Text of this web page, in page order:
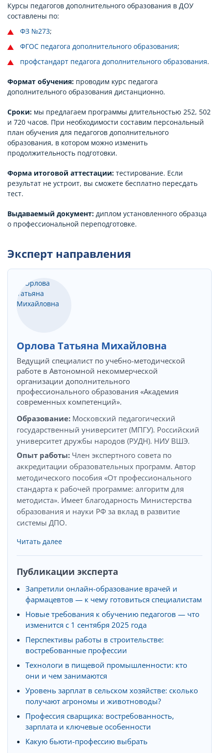
Курсы педагогов дополнительного образования в ДОУ
составлены по:
ФЗ №273;
ФГОС педагога дополнительного образования;
профстандарт педагога дополнительного образования.
Формат обучения: проводим курс педагога
дополнительного образования дистанционно.
Сроки: мы предлагаем программы длительностью 252, 502
и 720 часов. При необходимости составим персональный
план обучения для педагогов дополнительного
образования, в котором можно изменить
продолжительность подготовки.
Форма итоговой аттестации: тестирование. Если
результат не устроит, вы сможете бесплатно пересдать
тест.
Выдаваемый документ: диплом установленного образца
о профессиональной переподготовке.
Эксперт направления
Орлова Татьяна Михайловна
Ведущий специалист по учебно-методической
работе в Автономной некоммерческой
организации дополнительного
профессионального образования «Академия
современных компетенций».
Образование: Московский педагогический
государственный университет (МПГУ). Российский
университет дружбы народов (РУДН). НИУ ВШЭ.
Опыт работы: Член экспертного совета по
аккредитации образовательных программ. Автор
методического пособия «От профессионального
стандарта к рабочей программе: алгоритм для
методиста». Имеет благодарность Министерства
образования и науки РФ за вклад в развитие
системы ДПО.
Читать далее
Публикации эксперта
Запретили онлайн-образование врачей и
фармацевтов — к чему готовиться специалистам
Новые требования к обучению педагогов — что
изменится с 1 сентября 2025 года
Перспективы работы в строительстве:
востребованные профессии
Технологи в пищевой промышленности: кто
они и чем занимаются
Уровень зарплат в сельском хозяйстве: сколько
получают агрономы и животноводы?
Профессия сварщика: востребованность,
зарплата и ключевые особенности
Какую бьюти-профессию выбрать